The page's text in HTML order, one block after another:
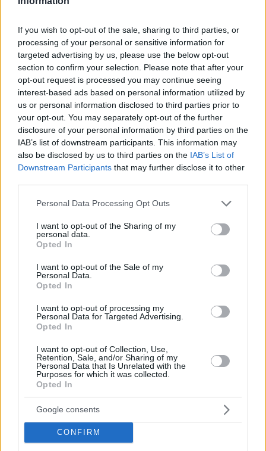
If you wish to opt-out of the sale, sharing to third parties, or
processing of your personal or sensitive information for
targeted advertising by us, please use the below opt-out
section to confirm your selection. Please note that after your
opt-out request is processed you may continue seeing
interest-based ads based on personal information utilized by
us or personal information disclosed to third parties prior to
your opt-out. You may separately opt-out of the further
disclosure of your personal information by third parties on the
IAB’s list of downstream participants. This information may
also be disclosed by us to third parties on the IAB’s List of
Downstream Participants that may further disclose it to other
Please note that this website/app uses one or more Google
not limited to your visit or usage behaviour. You may click to
grant or deny consent to Google and its third-party tags to
use your data for below specified purposes in below Google
consent section.
Personal Data Processing Opt Outs
I want to opt-out of the Sharing of my
personal data.
Opted In
I want to opt-out of the Sale of my
Personal Data.
Opted In
I want to opt-out of processing my
Personal Data for Targeted Advertising.
Opted In
I want to opt-out of Collection, Use,
Retention, Sale, and/or Sharing of my
Personal Data that Is Unrelated with the
Purposes for which it was collected.
Opted In
Google consents
CONFIRM
προγραμμάτων στο
πλαίσιο της Κοινής
Αγροτικής Πολιτικής
(ΚΑΠ) αποτελεί έναν
από τους πλέον
σύνθετους και
κρίσιμους τομείς της
ευρωπαϊκής
πολιτικής
ΚΑΤΕΡΙΝΑ ΜΠΑΤΖΕΛΗ
Πολιτεία και ζητήματα
παραβατικότητας
ανηλίκων
Σήμερα, μετά από
μία περίοδο
εγκλεισμού λόγω της
πανδημίας, μίας
οικονομικής και
οξύνθηκαν οι
κοινωνικές
ανισότητες,
αποσταθεροποιήθηκε
το οικογενειακό
περιβάλλον,
εντάθηκε η
φτωχοποίηση και η
διάλυση
παραδοσιακών
κοινωνικών δομών
και υπηρεσιών
30.04.2023, 12:16 3
Το ματσάκι άλλαξε...
που διακυβέρνησε
την χώρα τέσσερα
χρόνια με 6 μήνες
παράταση (4+1/2),
που η ομάδα της
κατάφερε να
σκοράρει μεγάλες
28.06.2019, 07:04 26